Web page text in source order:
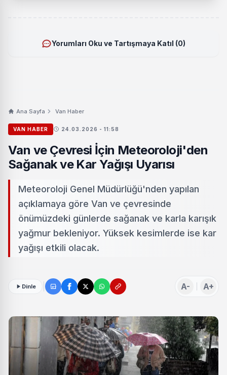
Yorumları Oku ve Tartışmaya Katıl (0)
Ana Sayfa Van Haber
VAN HABER 24.03.2026 - 11:58
Van ve Çevresi İçin Meteoroloji'den
Sağanak ve Kar Yağışı Uyarısı
Meteoroloji Genel Müdürlüğü'nden yapılan
açıklamaya göre Van ve çevresinde
önümüzdeki günlerde sağanak ve karla karışık
yağmur bekleniyor. Yüksek kesimlerde ise kar
yağışı etkili olacak.
Dinle A- A+